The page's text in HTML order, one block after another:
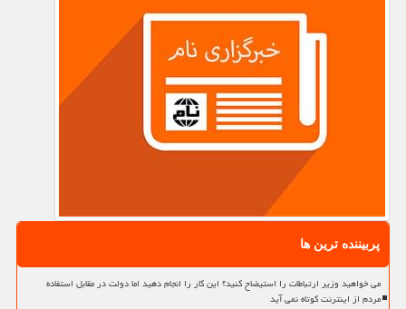
پربیننده ترین ها
می خواهید وزیر ارتباطات را استیضاح کنید؟ این کار را انجام دهید اما دولت در مقابل استفاده
مردم از اینترنت کوتاه نمی آید